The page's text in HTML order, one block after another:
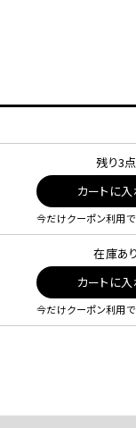
残り3点
カートに入
今だけクーポン利用
在庫あり
カートに入
今だけクーポン利用